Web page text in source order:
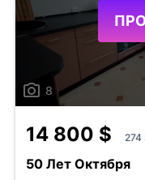
8
14 800 $ 274
50 Лет Октября